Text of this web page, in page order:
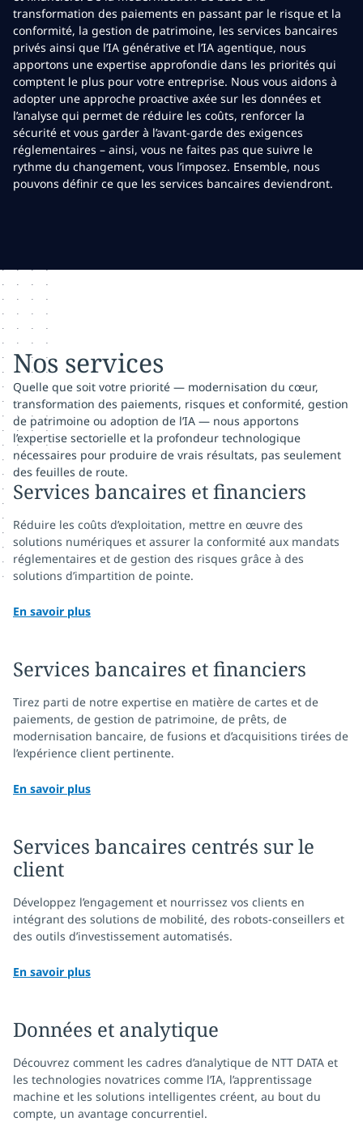
transformation des paiements en passant par le risque et la
conformité, la gestion de patrimoine, les services bancaires
privés ainsi que l’IA générative et l’IA agentique, nous
apportons une expertise approfondie dans les priorités qui
comptent le plus pour votre entreprise. Nous vous aidons à
adopter une approche proactive axée sur les données et
l’analyse qui permet de réduire les coûts, renforcer la
sécurité et vous garder à l’avant-garde des exigences
réglementaires – ainsi, vous ne faites pas que suivre le
rythme du changement, vous l’imposez. Ensemble, nous
pouvons définir ce que les services bancaires deviendront.
Nos services
Quelle que soit votre priorité — modernisation du cœur,
transformation des paiements, risques et conformité, gestion
de patrimoine ou adoption de l’IA — nous apportons
l’expertise sectorielle et la profondeur technologique
nécessaires pour produire de vrais résultats, pas seulement
des feuilles de route.
Services bancaires et financiers
Réduire les coûts d’exploitation, mettre en œuvre des
solutions numériques et assurer la conformité aux mandats
réglementaires et de gestion des risques grâce à des
solutions d’impartition de pointe.
En savoir plus
Services bancaires et financiers
Tirez parti de notre expertise en matière de cartes et de
paiements, de gestion de patrimoine, de prêts, de
modernisation bancaire, de fusions et d’acquisitions tirées de
l’expérience client pertinente.
En savoir plus
Services bancaires centrés sur le
client
Développez l’engagement et nourrissez vos clients en
intégrant des solutions de mobilité, des robots-conseillers et
des outils d’investissement automatisés.
En savoir plus
Données et analytique
Découvrez comment les cadres d’analytique de NTT DATA et
les technologies novatrices comme l’IA, l’apprentissage
machine et les solutions intelligentes créent, au bout du
compte, un avantage concurrentiel.